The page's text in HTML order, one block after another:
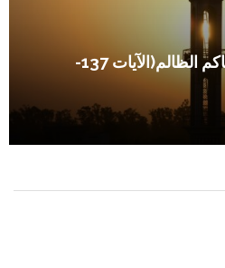
إصلاح الأمة من آثار الحاكم الظالم(الآيات 137-